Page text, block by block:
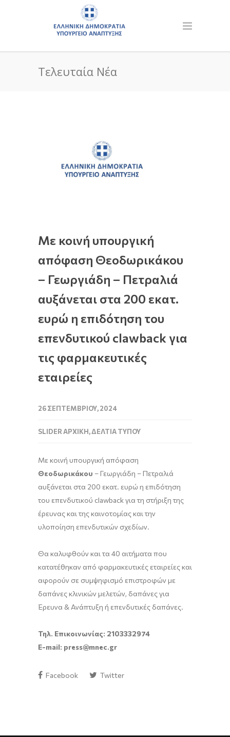
Τελευταία Νέα
Με κοινή υπουργική
απόφαση Θεοδωρικάκου
– Γεωργιάδη – Πετραλιά
αυξάνεται στα 200 εκατ.
ευρώ η επιδότηση του
επενδυτικού clawback για
τις φαρμακευτικές
εταιρείες
26 ΣΕΠΤΕΜΒΡΊΟΥ, 2024
SLIDER ΑΡΧΙΚΉ,ΔΕΛΤΊΑ ΤΎΠΟΥ
Με κοινή υπουργική απόφαση
Θεοδωρικάκου – Γεωργιάδη – Πετραλιά
αυξάνεται στα 200 εκατ. ευρώ η επιδότηση
του επενδυτικού clawback για τη στήριξη της
έρευνας και της καινοτομίας και την
υλοποίηση επενδυτικών σχεδίων.
Θα καλυφθούν και τα 40 αιτήματα που
κατατέθηκαν από φαρμακευτικές εταιρείες και
αφορούν σε συμψηφισμό επιστροφών με
δαπάνες κλινικών μελετών, δαπάνες για
Έρευνα & Ανάπτυξη ή επενδυτικές δαπάνες.
Τηλ. Επικοινωνίας: 2103332974
E-mail: press@mnec.gr
Facebook Twitter